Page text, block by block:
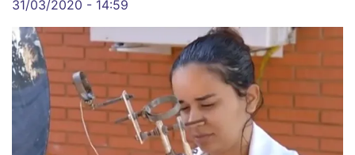
31/03/2020 - 14:59